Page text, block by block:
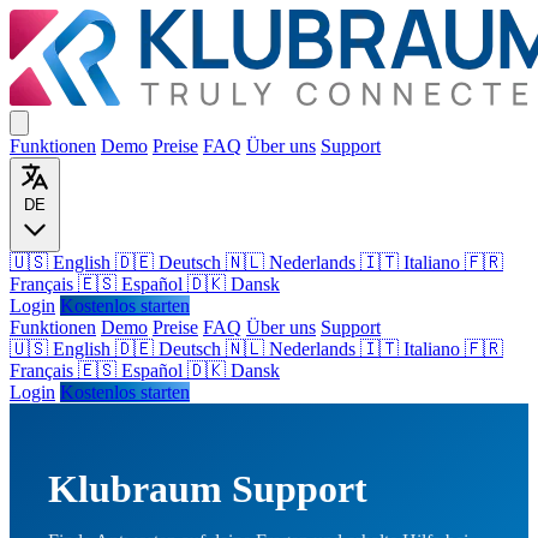
Funktionen Demo Preise FAQ Über uns Support
DE
🇺🇸 English 🇩🇪 Deutsch 🇳🇱 Nederlands 🇮🇹 Italiano 🇫🇷
Français 🇪🇸 Español 🇩🇰 Dansk
Login Kostenlos starten
Funktionen Demo Preise FAQ Über uns Support
🇺🇸 English 🇩🇪 Deutsch 🇳🇱 Nederlands 🇮🇹 Italiano 🇫🇷
Français 🇪🇸 Español 🇩🇰 Dansk
Login Kostenlos starten
Klubraum Support